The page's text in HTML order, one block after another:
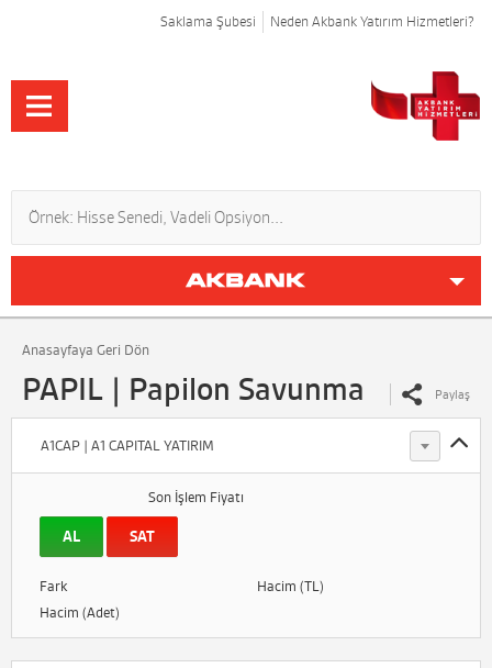
Saklama Şubesi Neden Akbank Yatırım Hizmetleri?
Anasayfaya Geri Dön
PAPIL | Papilon Savunma Paylaş
A1CAP | A1 CAPITAL YATIRIM
Son İşlem Fiyatı
AL SAT
Fark
Hacim (TL)
Hacim (Adet)